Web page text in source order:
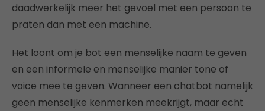
daadwerkelijk meer het gevoel met een persoon te
praten dan met een machine.
Het loont om je bot een menselijke naam te geven
en een informele en menselijke manier tone of
voice mee te geven. Wanneer een chatbot namelijk
geen menselijke kenmerken meekrijgt, maar echt